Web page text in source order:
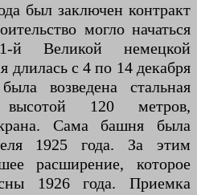
был заключен контракт
могло начаться
й Великой немецкой
длилась с 4 по 14 декабря
возведена стальная
высотой 120 метров,
Сама башня была
1925 года. За этим
расширение, которое
1926 года. Приемка